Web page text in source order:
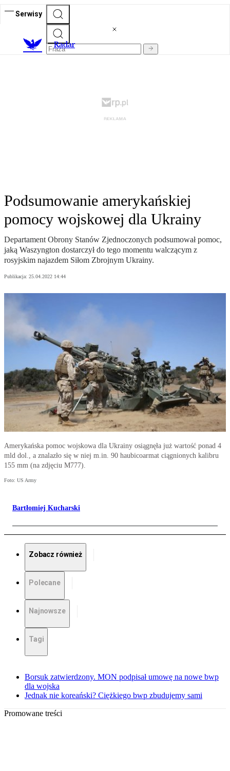
Serwisy
Radar
Podsumowanie amerykańskiej
pomocy wojskowej dla Ukrainy
Departament Obrony Stanów Zjednoczonych podsumował pomoc,
jaką Waszyngton dostarczył do tego momentu walczącym z
rosyjskim najazdem Siłom Zbrojnym Ukrainy.
Publikacja: 25.04.2022 14:44
Amerykańska pomoc wojskowa dla Ukrainy osiągnęła już wartość ponad 4
mld dol., a znalazło się w niej m.in. 90 haubicoarmat ciągnionych kalibru
155 mm (na zdjęciu M777).
Foto: US Army
Bartłomiej Kucharski
Zobacz również
Polecane
Najnowsze
Tagi
Borsuk zatwierdzony. MON podpisał umowę na nowe bwp
dla wojska
Jednak nie koreański? Ciężkiego bwp zbudujemy sami
Promowane treści